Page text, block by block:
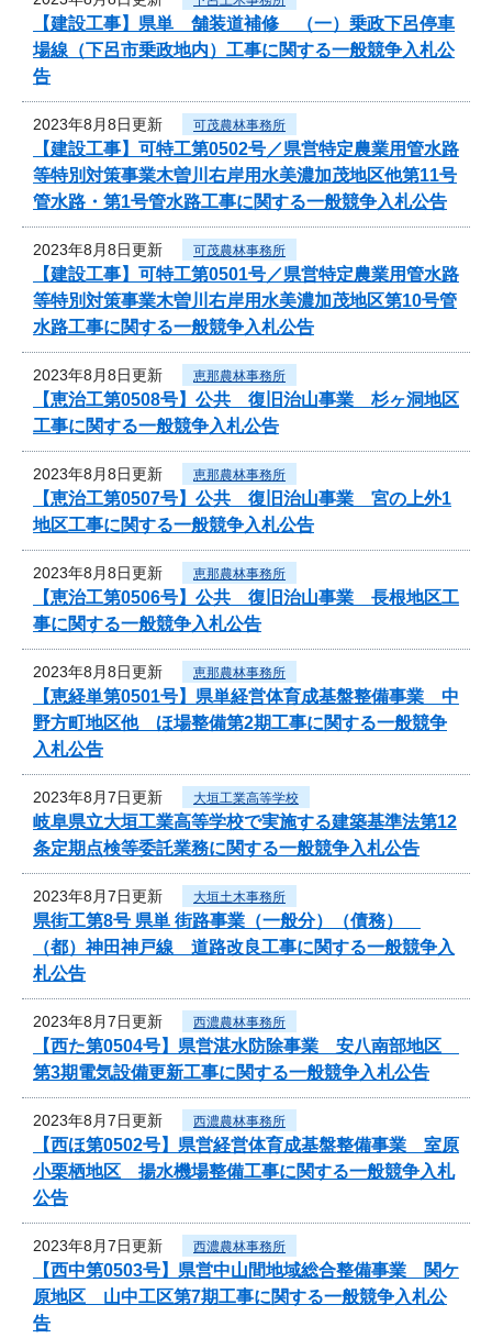
【建設工事】県単 舗装道補修 （一）乗政下呂停車
場線（下呂市乗政地内）工事に関する一般競争入札公
告
2023年8月8日更新 可茂農林事務所
【建設工事】可特工第0502号／県営特定農業用管水路
等特別対策事業木曽川右岸用水美濃加茂地区他第11号
管水路・第1号管水路工事に関する一般競争入札公告
2023年8月8日更新 可茂農林事務所
【建設工事】可特工第0501号／県営特定農業用管水路
等特別対策事業木曽川右岸用水美濃加茂地区第10号管
水路工事に関する一般競争入札公告
2023年8月8日更新 恵那農林事務所
【恵治工第0508号】公共 復旧治山事業 杉ヶ洞地区
工事に関する一般競争入札公告
2023年8月8日更新 恵那農林事務所
【恵治工第0507号】公共 復旧治山事業 宮の上外1
地区工事に関する一般競争入札公告
2023年8月8日更新 恵那農林事務所
【恵治工第0506号】公共 復旧治山事業 長根地区工
事に関する一般競争入札公告
2023年8月8日更新 恵那農林事務所
【恵経単第0501号】県単経営体育成基盤整備事業 中
野方町地区他 ほ場整備第2期工事に関する一般競争
入札公告
2023年8月7日更新 大垣工業高等学校
岐阜県立大垣工業高等学校で実施する建築基準法第12
条定期点検等委託業務に関する一般競争入札公告
2023年8月7日更新 大垣土木事務所
県街工第8号 県単 街路事業（一般分）（債務）
（都）神田神戸線 道路改良工事に関する一般競争入
札公告
2023年8月7日更新 西濃農林事務所
【西た第0504号】県営湛水防除事業 安八南部地区
第3期電気設備更新工事に関する一般競争入札公告
2023年8月7日更新 西濃農林事務所
【西ほ第0502号】県営経営体育成基盤整備事業 室原
小栗栖地区 揚水機場整備工事に関する一般競争入札
公告
2023年8月7日更新 西濃農林事務所
【西中第0503号】県営中山間地域総合整備事業 関ケ
原地区 山中工区第7期工事に関する一般競争入札公
告